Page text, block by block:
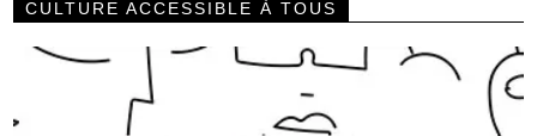
CULTURE ACCESSIBLE À TOUS